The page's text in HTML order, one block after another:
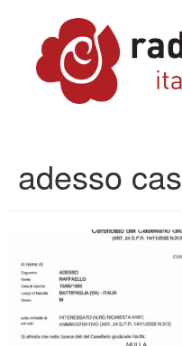
adesso cas